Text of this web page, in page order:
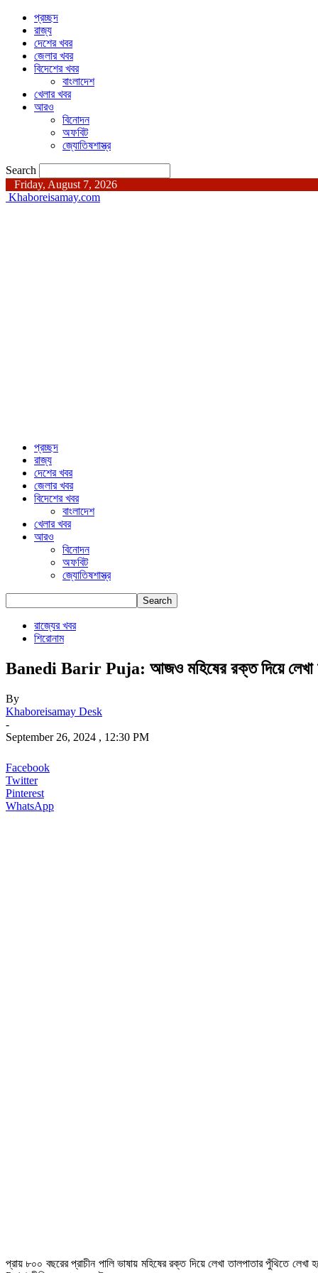
প্রচ্ছদ
রাজ্য
দেশের খবর
জেলার খবর
বিদেশের খবর
বাংলাদেশ
খেলার খবর
আরও
বিনোদন
অফবিট
জ্যোতিষশাস্ত্র
Search
Friday, August 7, 2026
Khaboreisamay.com
প্রচ্ছদ
রাজ্য
দেশের খবর
জেলার খবর
বিদেশের খবর
বাংলাদেশ
খেলার খবর
আরও
বিনোদন
অফবিট
জ্যোতিষশাস্ত্র
রাজ্যের খবর
শিরোনাম
Banedi Barir Puja: আজও মহিষের রক্ত দিয়ে লেখা
By
Khaboreisamay Desk
-
September 26, 2024 , 12:30 PM
Facebook
Twitter
Pinterest
WhatsApp
প্রায় ৮০০ বছরের প্রাচীন পালি ভাষায় মহিষের রক্ত দিয়ে লেখা তালপাতার পুঁথিতে